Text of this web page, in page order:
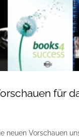
für
neuen Vorschauen